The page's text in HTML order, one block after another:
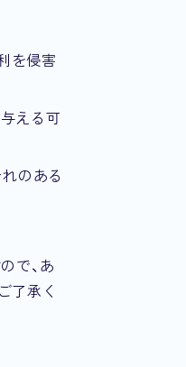
を侵害
える可
のある
で、あ
了承く